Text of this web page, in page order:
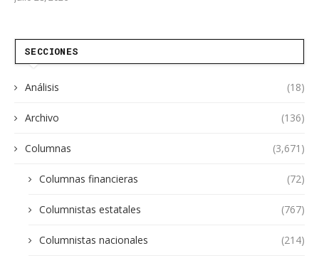
SECCIONES
Análisis (18)
Archivo (136)
Columnas (3,671)
Columnas financieras (72)
Columnistas estatales (767)
Columnistas nacionales (214)